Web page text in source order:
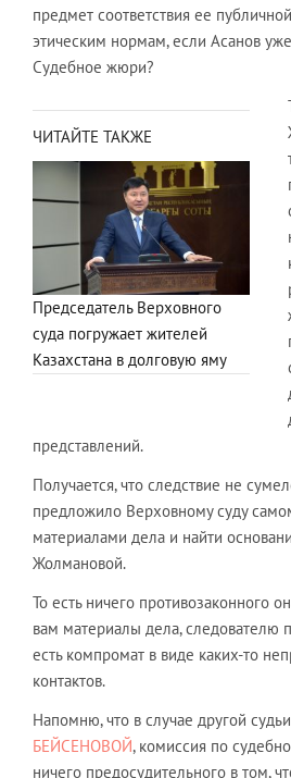
предмет соответствия ее
этическим нормам, если Асанов
Судебное жюри?
ЧИТАЙТЕ ТАКЖЕ
Председатель Верховного
суда погружает жителей
Казахстана в долговую яму
представлений.
Получается, что следствие не
предложило Верховному суду
материалами дела и найти
Жолмановой.
То есть ничего противозаконного
вам материалы дела, следователю
есть компромат в виде каких-то
контактов.
Напомню, что в случае другой
БЕЙСЕНОВОЙ, комиссия по
ничего предосудительного в том,